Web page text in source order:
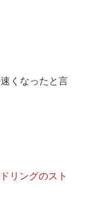
くなったと言
リングのスト